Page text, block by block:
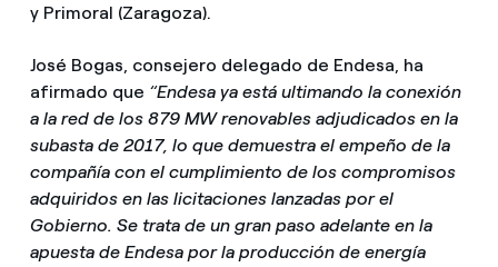
y Primoral (Zaragoza).
José Bogas, consejero delegado de Endesa, ha
afirmado que “Endesa ya está ultimando la conexión
a la red de los 879 MW renovables adjudicados en la
subasta de 2017, lo que demuestra el empeño de la
compañía con el cumplimiento de los compromisos
adquiridos en las licitaciones lanzadas por el
Gobierno. Se trata de un gran paso adelante en la
apuesta de Endesa por la producción de energía